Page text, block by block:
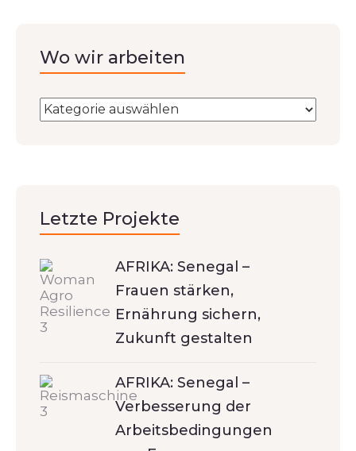
Wo wir arbeiten
Letzte Projekte
AFRIKA: Senegal –
Frauen stärken,
Ernährung sichern,
Zukunft gestalten
AFRIKA: Senegal –
Verbesserung der
Arbeitsbedingungen